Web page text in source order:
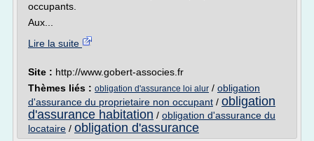
occupants.
Aux...
Lire la suite
Site : http://www.gobert-associes.fr
Thèmes liés : obligation d'assurance loi alur / obligation
d'assurance du proprietaire non occupant / obligation
d'assurance habitation / obligation d'assurance du
locataire / obligation d'assurance